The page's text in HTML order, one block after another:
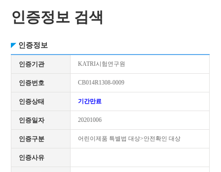
인증정보 검색
인증정보
인증기관 KATRI시험연구원
인증번호 CB014R1308-0009
인증상태 기간만료
인증일자 20201006
인증구분 어린이제품 특별법 대상>안전확인 대상
인증사유